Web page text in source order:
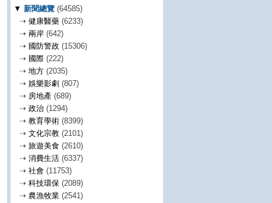
▼ 新聞總覽 (64585)
⇢ 健康醫藥 (6233)
⇢ 兩岸 (642)
⇢ 國防警政 (15306)
⇢ 國際 (222)
⇢ 地方 (2035)
⇢ 娛樂影劇 (807)
⇢ 房地產 (689)
⇢ 政治 (1294)
⇢ 教育學術 (8399)
⇢ 文化宗教 (2101)
⇢ 旅遊美食 (2610)
⇢ 消費生活 (6337)
⇢ 社會 (11753)
⇢ 科技環保 (2089)
⇢ 農漁牧業 (2541)